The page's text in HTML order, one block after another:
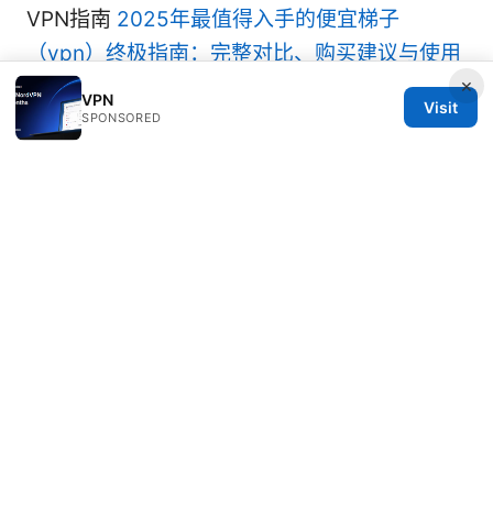
VPN指南 2025年最值得入手的便宜梯子
（vpn）终极指南：完整对比、购买建议与使用
技巧
×
VPN
SPONSORED
Visit